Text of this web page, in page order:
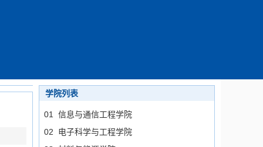
学院列表
01 信息与通信工程学院
02 电子科学与工程学院